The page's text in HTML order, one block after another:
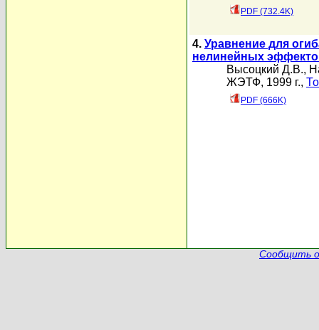
PDF (732.4K)
4. Уравнение для
нелинейных
Высоцкий Д.В.,
ЖЭТФ, 1999 г.,
PDF (666K)
Сообщить о